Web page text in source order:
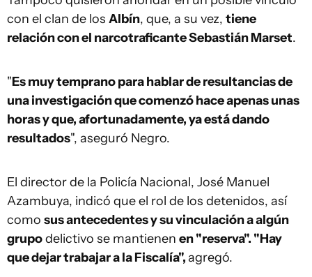
con el clan de los Albín, que, a su vez, tiene
relación con el narcotraficante Sebastián Marset.
"Es muy temprano para hablar de resultancias de
una investigación que comenzó hace apenas unas
horas y que, afortunadamente, ya está dando
resultados", aseguró Negro.
El director de la Policía Nacional, José Manuel
Azambuya, indicó que el rol de los detenidos, así
como sus antecedentes y su vinculación a algún
grupodelictivo se mantienen en "reserva". "Hay
que dejar trabajar a la Fiscalía",agregó.